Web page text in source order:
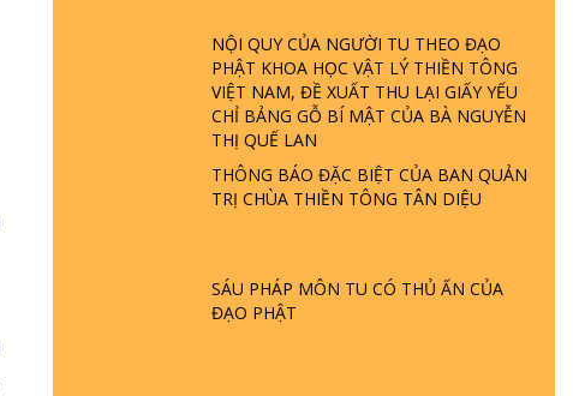
NỘI QUY CỦA NGƯỜI TU THEO ĐẠO
PHẬT KHOA HỌC VẬT LÝ THIỀN TÔNG
VIỆT NAM, ĐỀ XUẤT THU LẠI GIẤY YẾU
CHỈ BẢNG GỖ BÍ MẬT CỦA BÀ NGUYỄN
THỊ QUẾ LAN
THÔNG BÁO ĐẶC BIỆT CỦA BAN QUẢN
TRỊ CHÙA THIỀN TÔNG TÂN DIỆU
SÁU PHÁP MÔN TU CÓ THỦ ẤN CỦA
ĐẠO PHẬT
LÀ AI? QUỶ SA TĂNG? | TTTD
GIẢI ĐÁP THIỀN TÔNG ĐẶC BIỆT P22 - TẠI
SAO TRÁI ĐẤT NHIỀU THIÊN TAI - LŨ LỤT
- HỎA HOẠN | TTTD